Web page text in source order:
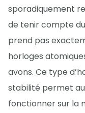
sporadiquement
de tenir compte
prend pas
horloges
avons. Ce type
stabilité permet
fonctionner sur la